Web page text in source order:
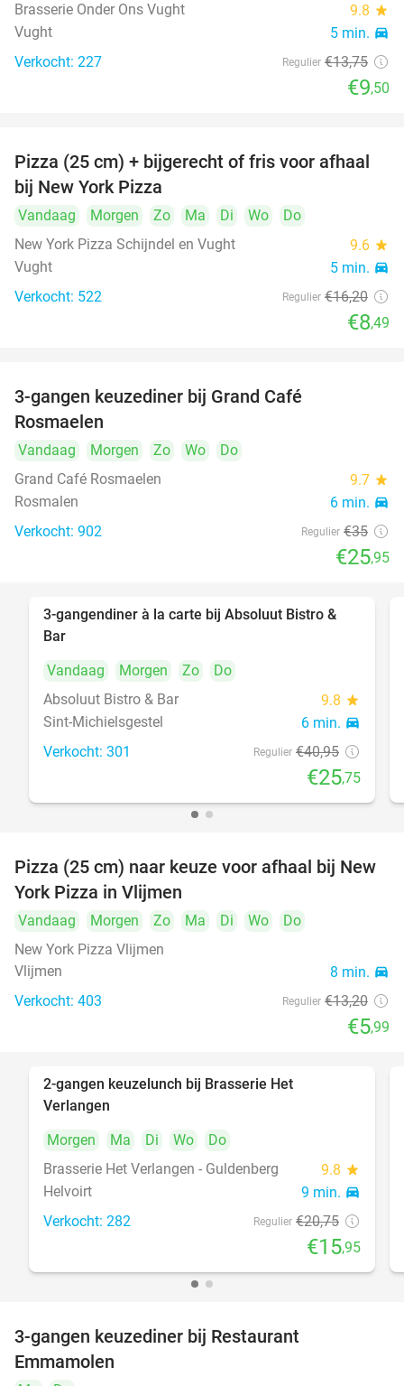
Brasserie Onder Ons Vught
9.8 star
Vught 5 min. directions_car
Verkocht: 227 Regulier €13,75
€9,50
48%
Pizza (25 cm) + bijgerecht of fris voor afhaal
bij New York Pizza
Vandaag Morgen Zo Ma Di Wo
Do
New York Pizza Schijndel en Vught
9.6 star
Vught 5 min. directions_car
Verkocht: 522 Regulier €16,20
€8,49
3-gangen keuzediner bij Grand Café
Rosmaelen
Vandaag Morgen Zo Wo
Do
Grand Café Rosmaelen
9.7 star
Rosmalen 6 min. directions_car
Verkocht: 902 Regulier €35
€25,95
37%
3-gangendiner à la carte bij Absoluut Bistro &
Bar
Vandaag
Morgen Zo
Do
Absoluut Bistro & Bar
9.8 star
Sint-Michielsgestel 6 min. directions_car
Verkocht: 301 Regulier €40,95
€25,75
55%
Pizza (25 cm) naar keuze voor afhaal bij New
York Pizza in Vlijmen
Vandaag Morgen Zo Ma Di Wo
Do
New York Pizza Vlijmen
Vlijmen
8 min. directions_car
Verkocht: 403 Regulier €13,20
€5,99
2-gangen keuzelunch bij Brasserie Het
Verlangen
Morgen
Ma Di Wo
Do
Brasserie Het Verlangen - Guldenberg
9.8 star
Helvoirt 9 min. directions_car
Verkocht: 282 Regulier €20,75
€15,95
3-gangen keuzediner bij Restaurant
Emmamolen